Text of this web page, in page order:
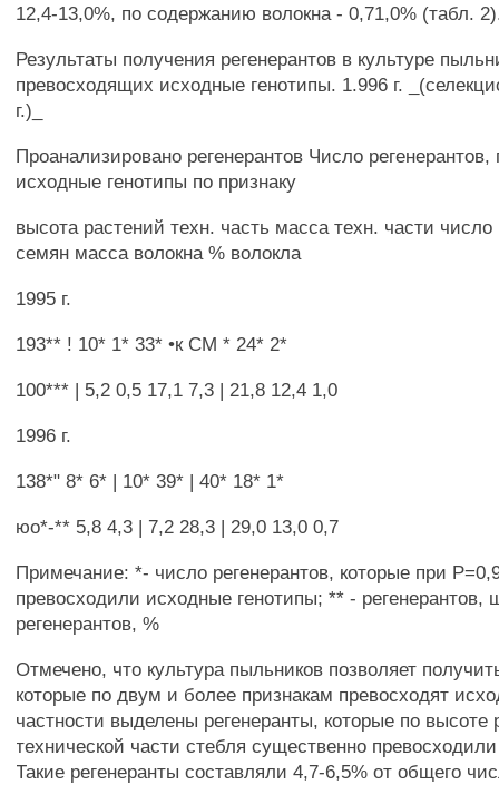
12,4-13,0%, по содержанию волокна - 0,71,0% (табл.
Результаты получения регенерантов в культуре
превосходящих исходные генотипы. 1.996 г.
г.)_
Проанализировано регенерантов Число
исходные генотипы по признаку
высота растений техн. часть масса техн. части число
семян масса волокна % волокла
1995 г.
193** ! 10* 1* 33* •к СМ * 24* 2*
100*** | 5,2 0,5 17,1 7,3 | 21,8 12,4 1,0
1996 г.
138*" 8* 6* | 10* 39* | 40* 18* 1*
юо*-** 5,8 4,3 | 7,2 28,3 | 29,0 13,0 0,7
Примечание: *- число регенерантов, которые при
превосходили исходные генотипы; ** - регенерантов,
регенерантов, %
Отмечено, что культура пыльников позволяет
которые по двум и более признакам превосходят
частности выделены регенеранты, которые по высоте
технической части стебля существенно
Такие регенеранты составляли 4,7-6,5% от общего